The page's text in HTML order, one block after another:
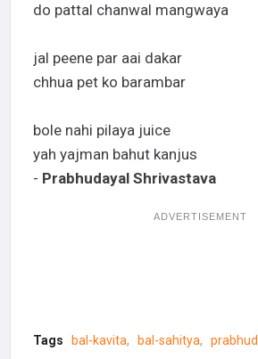
do pattal chanwal mangwaya
jal peene par aai dakar
chhua pet ko barambar
bole nahi pilaya juice
yah yajman bahut kanjus
- Prabhudayal Shrivastava
ADVERTISEMENT
Tags bal-kavita bal-sahitya